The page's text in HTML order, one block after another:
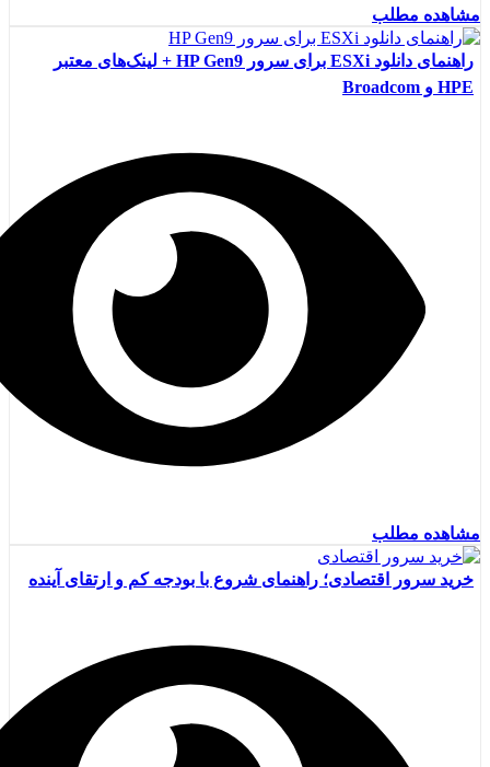
مشاهده مطلب
راهنمای دانلود ESXi برای سرور HP Gen9 + لینک‌های معتبر
HPE و Broadcom
مشاهده مطلب
خرید سرور اقتصادی؛ راهنمای شروع با بودجه کم و ارتقای آینده